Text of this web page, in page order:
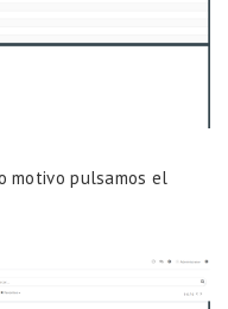
motivo pulsamos el